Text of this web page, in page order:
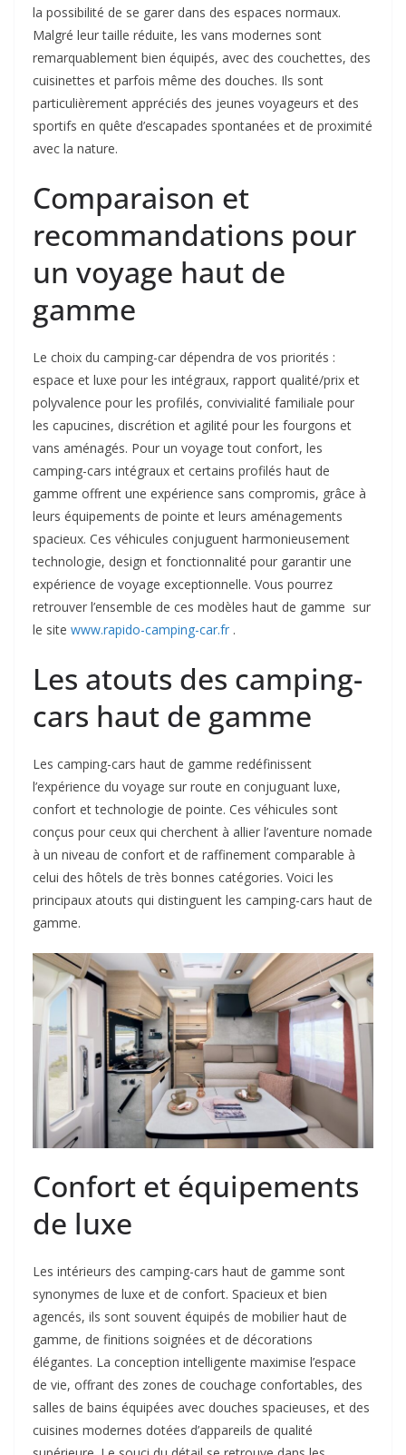
la possibilité de se garer dans des espaces normaux.
Malgré leur taille réduite, les vans modernes sont
remarquablement bien équipés, avec des couchettes, des
cuisinettes et parfois même des douches. Ils sont
particulièrement appréciés des jeunes voyageurs et des
sportifs en quête d’escapades spontanées et de proximité
avec la nature.
Comparaison et
recommandations pour
un voyage haut de
gamme
Le choix du camping-car dépendra de vos priorités :
espace et luxe pour les intégraux, rapport qualité/prix et
polyvalence pour les profilés, convivialité familiale pour
les capucines, discrétion et agilité pour les fourgons et
vans aménagés. Pour un voyage tout confort, les
camping-cars intégraux et certains profilés haut de
gamme offrent une expérience sans compromis, grâce à
leurs équipements de pointe et leurs aménagements
spacieux. Ces véhicules conjuguent harmonieusement
technologie, design et fonctionnalité pour garantir une
expérience de voyage exceptionnelle. Vous pourrez
retrouver l’ensemble de ces modèles haut de gamme sur
le site www.rapido-camping-car.fr .
Les atouts des camping-
cars haut de gamme
Les camping-cars haut de gamme redéfinissent
l’expérience du voyage sur route en conjuguant luxe,
confort et technologie de pointe. Ces véhicules sont
conçus pour ceux qui cherchent à allier l’aventure nomade
à un niveau de confort et de raffinement comparable à
celui des hôtels de très bonnes catégories. Voici les
principaux atouts qui distinguent les camping-cars haut de
gamme.
Confort et équipements
de luxe
Les intérieurs des camping-cars haut de gamme sont
synonymes de luxe et de confort. Spacieux et bien
agencés, ils sont souvent équipés de mobilier haut de
gamme, de finitions soignées et de décorations
élégantes. La conception intelligente maximise l’espace
de vie, offrant des zones de couchage confortables, des
salles de bains équipées avec douches spacieuses, et des
cuisines modernes dotées d’appareils de qualité